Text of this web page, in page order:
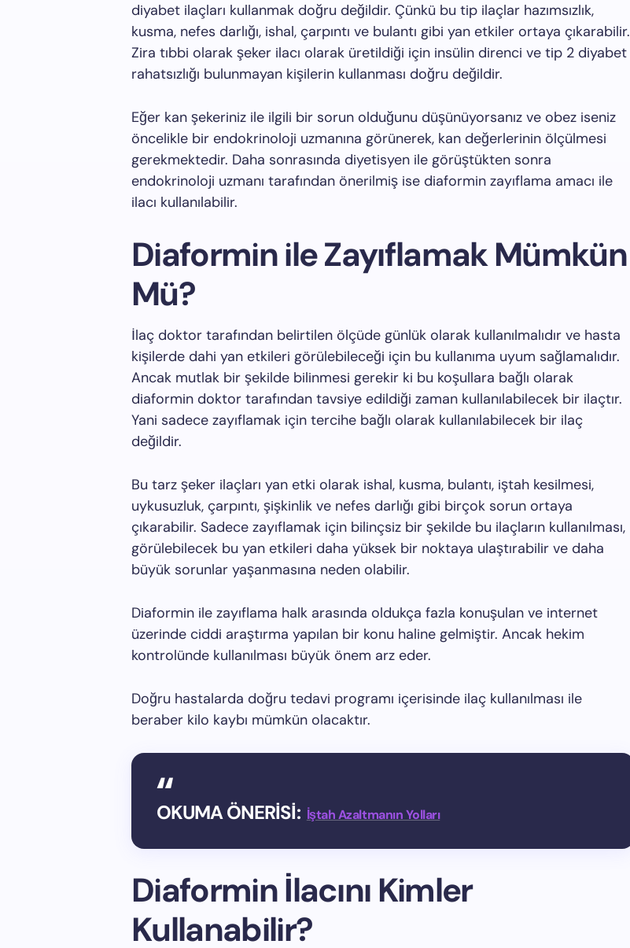
diyabet ilaçları kullanmak doğru değildir. Çünkü bu tip ilaçlar hazımsızlık,
kusma, nefes darlığı, ishal, çarpıntı ve bulantı gibi yan etkiler ortaya çıkarabilir.
Zira tıbbi olarak şeker ilacı olarak üretildiği için insülin direnci ve tip 2 diyabet
rahatsızlığı bulunmayan kişilerin kullanması doğru değildir.
Eğer kan şekeriniz ile ilgili bir sorun olduğunu düşünüyorsanız ve obez iseniz
öncelikle bir endokrinoloji uzmanına görünerek, kan değerlerinin ölçülmesi
gerekmektedir. Daha sonrasında diyetisyen ile görüştükten sonra
endokrinoloji uzmanı tarafından önerilmiş ise diaformin zayıflama amacı ile
ilacı kullanılabilir.
Diaformin ile Zayıflamak Mümkün
Mü?
İlaç doktor tarafından belirtilen ölçüde günlük olarak kullanılmalıdır ve hasta
kişilerde dahi yan etkileri görülebileceği için bu kullanıma uyum sağlamalıdır.
Ancak mutlak bir şekilde bilinmesi gerekir ki bu koşullara bağlı olarak
diaformin doktor tarafından tavsiye edildiği zaman kullanılabilecek bir ilaçtır.
Yani sadece zayıflamak için tercihe bağlı olarak kullanılabilecek bir ilaç
değildir.
Bu tarz şeker ilaçları yan etki olarak ishal, kusma, bulantı, iştah kesilmesi,
uykusuzluk, çarpıntı, şişkinlik ve nefes darlığı gibi birçok sorun ortaya
çıkarabilir. Sadece zayıflamak için bilinçsiz bir şekilde bu ilaçların kullanılması,
görülebilecek bu yan etkileri daha yüksek bir noktaya ulaştırabilir ve daha
büyük sorunlar yaşanmasına neden olabilir.
Diaformin ile zayıflama halk arasında oldukça fazla konuşulan ve internet
üzerinde ciddi araştırma yapılan bir konu haline gelmiştir. Ancak hekim
kontrolünde kullanılması büyük önem arz eder.
Doğru hastalarda doğru tedavi programı içerisinde ilaç kullanılması ile
beraber kilo kaybı mümkün olacaktır.
OKUMA ÖNERİSİ: İştah Azaltmanın Yolları
Diaformin İlacını Kimler
Kullanabilir?